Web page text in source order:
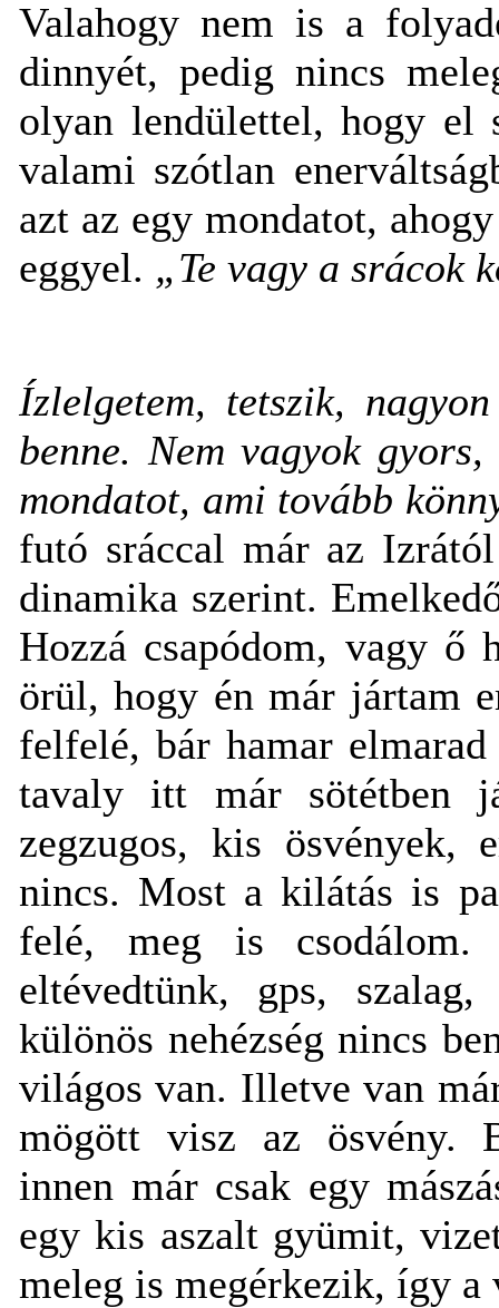
Valahogy nem is a
dinnyét, pedig nincs
olyan lendülettel, hogy el
valami szótlan
azt az egy mondatot,
eggyel. „Te vagy a srácok
Ízlelgetem, tetszik,
benne. Nem vagyok
mondatot, ami tovább
futó sráccal már az
dinamika szerint.
Hozzá csapódom, vagy ő
örül, hogy én már jártam
felfelé, bár hamar
tavaly itt már sötétben
zegzugos, kis ösvények,
nincs. Most a kilátás is
felé, meg is
eltévedtünk, gps,
különös nehézség nincs
világos van. Illetve van
mögött visz az ösvény.
innen már csak egy
egy kis aszalt gyümit,
meleg is megérkezik, így a